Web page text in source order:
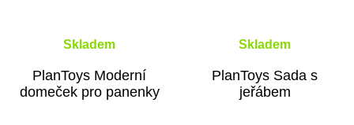
Skladem
PlanToys Moderní
domeček pro panenky
Skladem
PlanToys Sada s
jeřábem